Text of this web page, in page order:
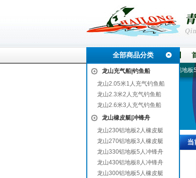
全部商品分类
龙山充气船|钓鱼船
龙山2.05米1人充气钓鱼船
龙山2.3米2人充气钓鱼船
龙山2.6米3人充气钓鱼船
龙山橡皮艇|冲锋舟
龙山230铝地板2人橡皮艇
龙山270铝地板3人橡皮艇
龙山330铝地板5人冲锋舟
龙山430铝地板8人冲锋舟
龙山300铝地板5人橡皮艇
玻璃钢底壳充气船艇 300铝地板5人
当